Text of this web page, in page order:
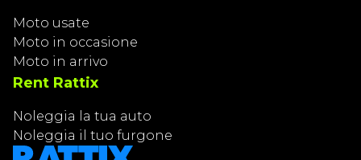
Moto usate
Moto in occasione
Moto in arrivo
Rent Rattix
Noleggia la tua auto
Noleggia il tuo furgone